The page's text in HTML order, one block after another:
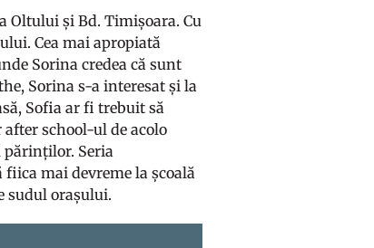
Oltului și Bd. Timișoara. Cu
Cea mai apropiată
Sorina credea că sunt
Sorina s-a interesat și la
Sofia ar fi trebuit să
school-ul de acolo
Seria
mai devreme la școală
sudul orașului.